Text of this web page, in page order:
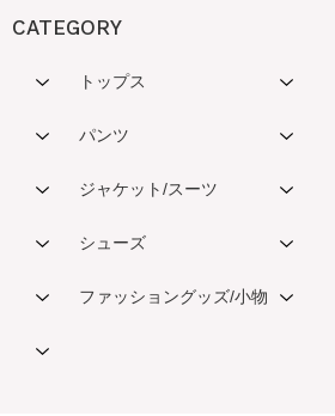
CATEGORY
トップス
パンツ
ジャケット/スーツ
シューズ
ファッショングッズ/小物